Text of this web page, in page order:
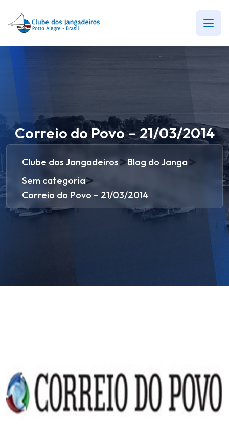
Correio do Povo – 21/03/2014
Clube dos Jangadeiros>Blog do Janga>
Sem categoria>
Correio do Povo – 21/03/2014